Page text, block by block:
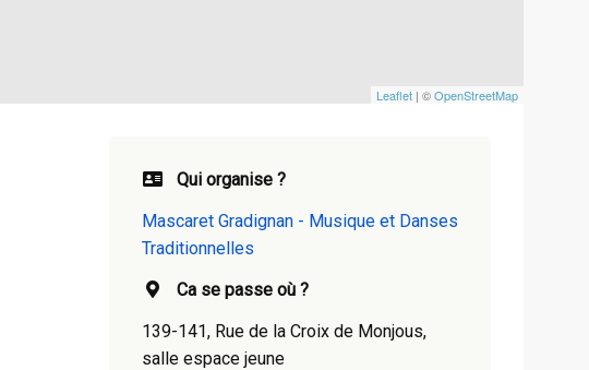
Leaflet | ©OpenStreetMap
Qui organise ?
Mascaret Gradignan - Musique et Danses
Traditionnelles
Ca se passe où ?
139-141, Rue de la Croix de Monjous,
salle espace jeune